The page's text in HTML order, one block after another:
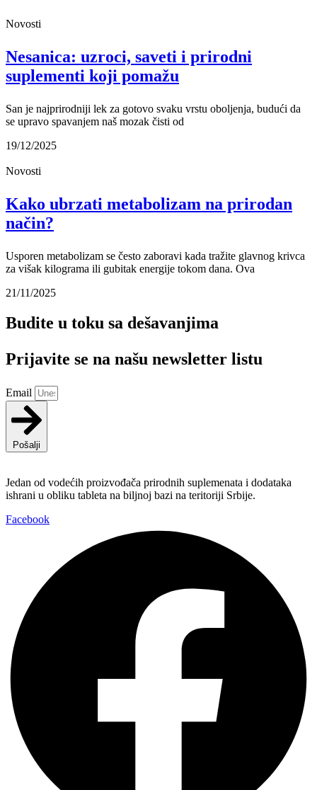
Novosti
Nesanica: uzroci, saveti i prirodni
suplementi koji pomažu
San je najprirodniji lek za gotovo svaku vrstu oboljenja, budući da
se upravo spavanjem naš mozak čisti od
19/12/2025
Novosti
Kako ubrzati metabolizam na prirodan
način?
Usporen metabolizam se često zaboravi kada tražite glavnog krivca
za višak kilograma ili gubitak energije tokom dana. Ova
21/11/2025
Budite u toku sa dešavanjima
Prijavite se na našu newsletter listu
Email
Pošalji
Jedan od vodećih proizvođača prirodnih suplemenata i dodataka
ishrani u obliku tableta na biljnoj bazi na teritoriji Srbije.
Facebook